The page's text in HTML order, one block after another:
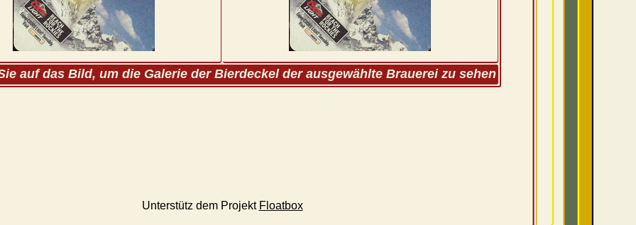
auf das Bild, um die Galerie der Bierdeckel der ausgewählte Brauerei zu sehen
Unterstütz dem Projekt Floatbox